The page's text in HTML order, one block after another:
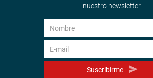
nuestro newsletter.
Suscribirme